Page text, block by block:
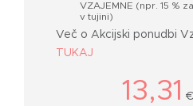
VZAJEMNE (npr. 15 %
v tujini)
Več o Akcijski ponudbi
TUKAJ
13,31